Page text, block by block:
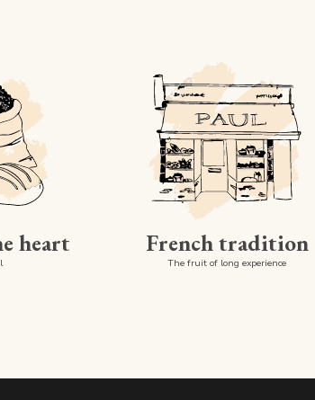
heart French tradition
The fruit of long experience